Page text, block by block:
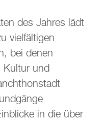
des Jahres lädt
vielfältigen
bei denen
Kultur und
in die über